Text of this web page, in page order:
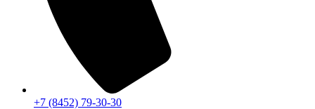
+7 (8452) 79-30-30